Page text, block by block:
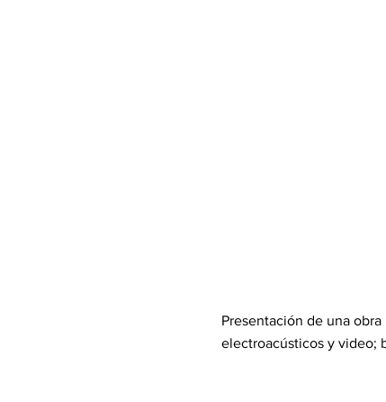
Presentación de una
electroacústicos y video;